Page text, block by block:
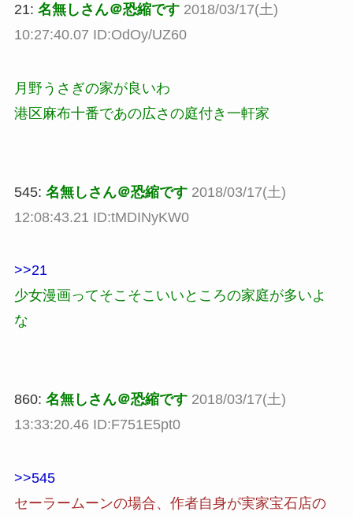
21: 名無しさん＠恐縮です 2018/03/17(土)
10:27:40.07 ID:OdOy/UZ60
月野うさぎの家が良いわ
港区麻布十番であの広さの庭付き一軒家
545: 名無しさん＠恐縮です 2018/03/17(土)
12:08:43.21 ID:tMDINyKW0
>>21
少女漫画ってそこそこいいところの家庭が多いよ
な
860: 名無しさん＠恐縮です 2018/03/17(土)
13:33:20.46 ID:F751E5pt0
>>545
セーラームーンの場合、作者自身が実家宝石店の